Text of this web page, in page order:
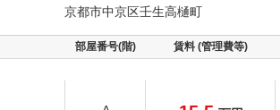
京都市中京区壬生高樋町
部屋番号(階) 賃料 (管理費等)